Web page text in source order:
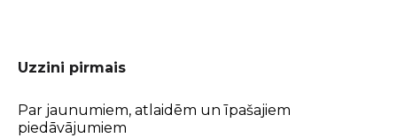
Uzzini pirmais
Par jaunumiem, atlaidēm un īpašajiem
piedāvājumiem